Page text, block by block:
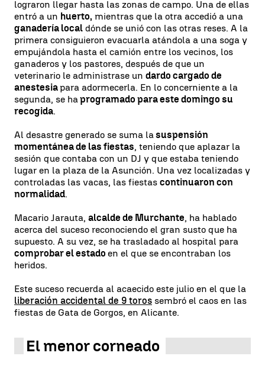
lograron llegar hasta las zonas de campo. Una de ellas
entró a un huerto, mientras que la otra accedió a una
ganadería local dónde se unió con las otras reses. A la
primera consiguieron evacuarla atándola a una soga y
empujándola hasta el camión entre los vecinos, los
ganaderos y los pastores, después de que un
veterinario le administrase un dardo cargado de
anestesiapara adormecerla. En lo concerniente a la
segunda, se ha programado para este domingo su
recogida.
Al desastre generado se suma la suspensión
momentánea de las fiestas, teniendo que aplazar la
sesión que contaba con un DJ y que estaba teniendo
lugar en la plaza de la Asunción. Una vez localizadas y
controladas las vacas, las fiestas continuaron con
normalidad.
Macario Jarauta, alcalde de Murchante, ha hablado
acerca del suceso reconociendo el gran susto que ha
supuesto. A su vez, se ha trasladado al hospital para
comprobar el estado en el que se encontraban los
heridos.
Este suceso recuerda al acaecido este julio en el que la
liberación accidental de 9 toros sembró el caos en las
fiestas de Gata de Gorgos, en Alicante.
El menor corneado